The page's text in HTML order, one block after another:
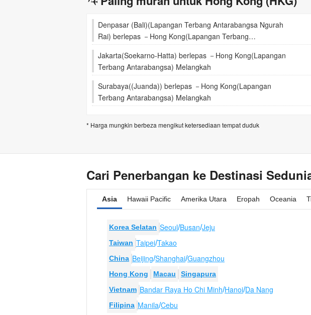
Denpasar (Bali)(Lapangan Terbang Antarabangsa Ngurah
Rai) berlepas －Hong Kong(Lapangan Terbang
Antarabangsa) Melangkah
Jakarta(Soekarno-Hatta) berlepas －Hong Kong(Lapangan
Terbang Antarabangsa) Melangkah
Surabaya((Juanda)) berlepas －Hong Kong(Lapangan
Terbang Antarabangsa) Melangkah
* Harga mungkin berbeza mengikut ketersediaan tempat duduk
Cari Penerbangan ke Destinasi
Asia Hawaii Pacific Amerika Utara Eropah Oceania
Korea Selatan Seoul/Busan/Jeju
Taiwan Taipei/Takao
China Beijing/Shanghai/Guangzhou
Hong Kong Macau
Singapura
Vietnam Bandar Raya Ho Chi Minh/Hanoi/Da Nang
Filipina Manila/Cebu